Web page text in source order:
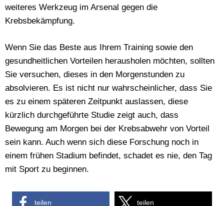
weiteres Werkzeug im Arsenal gegen die
Krebsbekämpfung.
Wenn Sie das Beste aus Ihrem Training sowie den
gesundheitlichen Vorteilen herausholen möchten, sollten
Sie versuchen, dieses in den Morgenstunden zu
absolvieren. Es ist nicht nur wahrscheinlicher, dass Sie
es zu einem späteren Zeitpunkt auslassen, diese
kürzlich durchgeführte Studie zeigt auch, dass
Bewegung am Morgen bei der Krebsabwehr von Vorteil
sein kann. Auch wenn sich diese Forschung noch in
einem frühen Stadium befindet, schadet es nie, den Tag
mit Sport zu beginnen.
teilen teilen